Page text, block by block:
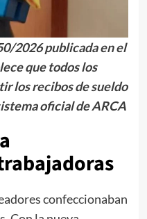
2026 publicada en el
que todos los
los recibos de sueldo
oficial de ARCA
confeccionaban